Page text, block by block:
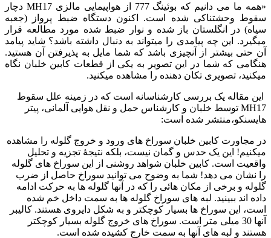
«همه ما می دانیم که بوئینگ 777 از هواپیمایی مالزی MH17 دچار
سقوط وحشتناکی شده است. اکنون دستگاه ضبط پرواز (جعبه
سیاه) در انگلستان باز شده و نوار ضبط شده مورد مطالعه قرار
میگیرد. این چه پیامدی را میتواند به دنبال داشته باشد؟ شاید پیامد
آن حتی بیشتر از آنچیزی باشد که شما مایل به پذیرفتن آن هستید.
هنگامی که شما در این تصویر به یکی از قطعات کابین خلبان نگاه
میکنید، تصویری تکان دهنده را مشاهده میکنید.
این مقاله یک بررسی کارشناسانه است که در زمینه علل سقوط
MH17 توسط خلبان و کارشناس حمل و نقل هوایی آلمانی، پیتر
هایسنکو،منتشر شده است:
در مجاورت کابین خلبان سوراخ های ورود و خروج گلوله را مشاهده
میکنیم! این یک حدس و گمان نیست، بلکه نتیجۀ تجزیه و تحلیل
واقعیت است. کابین خلبان شواهد روشنی از این سوراخ های گلوله
را نشان می دهد! شما به وضوح می توانید سوراخ حاصل از ضرب
گلوله و برخی از مکان هائی را که در آنها گلوله ها به حرکت ادامه
داده اند ببینید. لبه های سوراخ گلوله ها به سمت داخل خم شده
است، این سوراخ ها بسیار کوچکتر و به شکل دایروی هستند. کالیبر
آنها 30 میلی متر است. سوراخ های خروج گلوله بسیار کوچکتر
هستند و لبه های آنها به سمت خارج کشیده شده است.